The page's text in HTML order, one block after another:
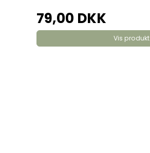
79,00 DKK
Vis produkt